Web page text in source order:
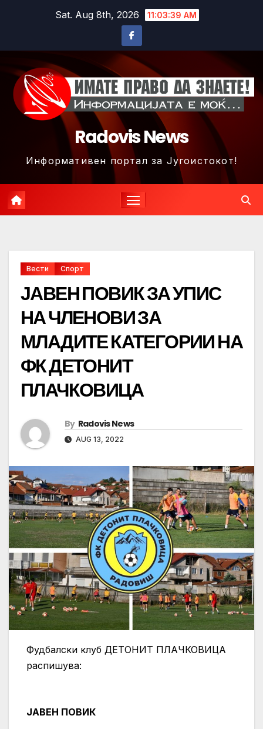
Sat. Aug 8th, 2026 11:03:42 AM
Radovis News
Информативен портал за Југоистокот!
Вести Спорт
ЈАВЕН ПОВИК ЗА УПИС
НА ЧЛЕНОВИ ЗА
МЛАДИТЕ КАТЕГОРИИ НА
ФК ДЕТОНИТ
ПЛАЧКОВИЦА
By Radovis News
AUG 13, 2022
Фудбалски клуб ДЕТОНИТ ПЛАЧКОВИЦА
распишува:
ЈАВЕН ПОВИК